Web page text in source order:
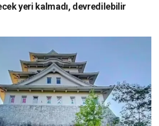
yeri kalmadı, devredilebilir